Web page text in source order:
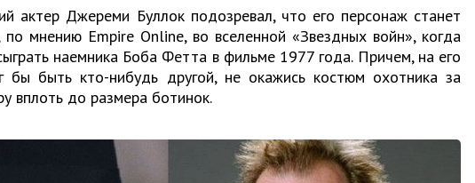
актер Джереми Буллок подозревал, что его персонаж станет
мнению Empire Online, во вселенной «Звездных войн», когда
наемника Боба Фетта в фильме 1977 года. Причем, на его
бы быть кто-нибудь другой, не окажись костюм охотника за
вплоть до размера ботинок.